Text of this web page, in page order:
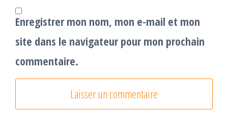
Enregistrer mon nom, mon e-mail et mon
site dans le navigateur pour mon prochain
commentaire.